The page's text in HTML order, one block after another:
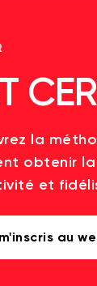
la
obtenir
et
au